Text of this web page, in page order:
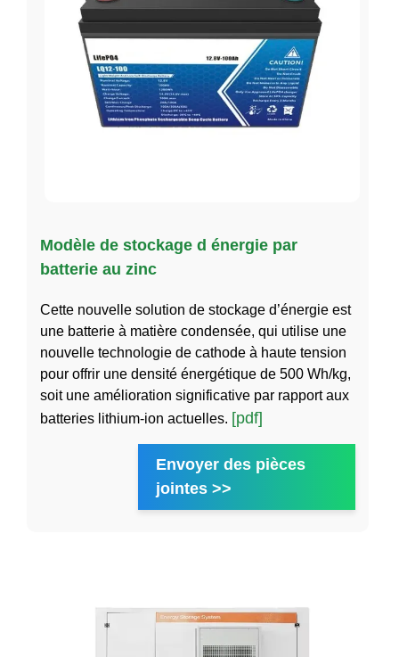
Modèle de stockage d énergie par
batterie au zinc
Cette nouvelle solution de stockage d’énergie est
une batterie à matière condensée, qui utilise une
nouvelle technologie de cathode à haute tension
pour offrir une densité énergétique de 500 Wh/kg,
soit une amélioration significative par rapport aux
batteries lithium-ion actuelles. [pdf]
Envoyer des pièces
jointes >>